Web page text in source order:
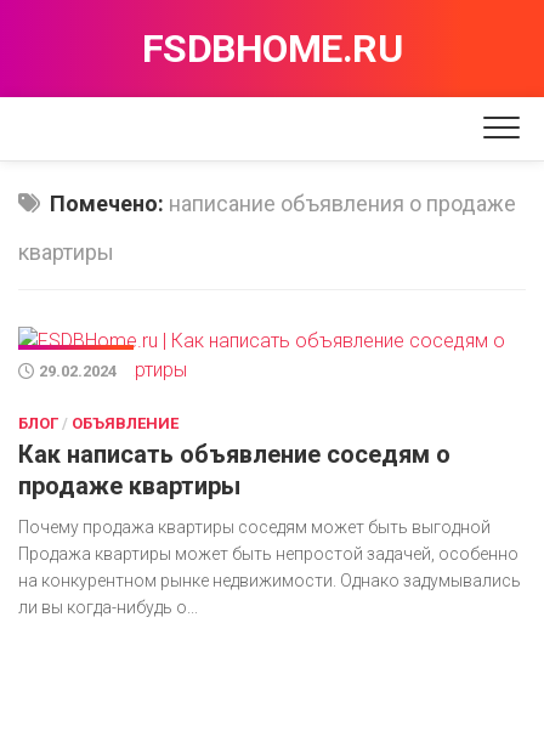
FSDBHOME.RU
Помечено: написание объявления о продаже
квартиры
29.02.2024
БЛОГ / ОБЪЯВЛЕНИЕ
Как написать объявление соседям о
продаже квартиры
Почему продажа квартиры соседям может быть выгодной
Продажа квартиры может быть непростой задачей, особенно
на конкурентном рынке недвижимости. Однако задумывались
ли вы когда-нибудь о...